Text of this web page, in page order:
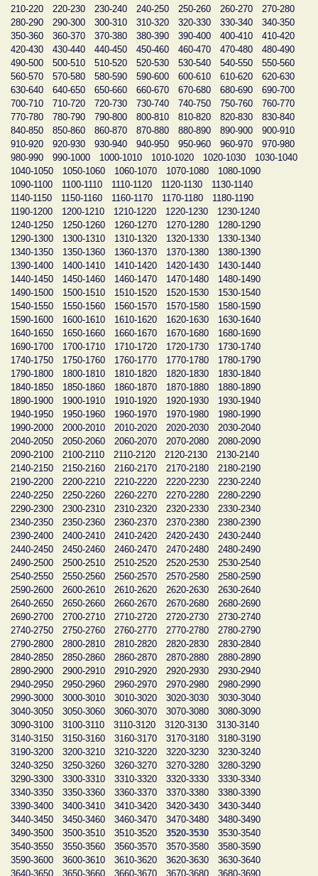
210-220
220-230 230-240 240-250 250-260 260-270
270-280
280-290
290-300 300-310 310-320 320-330 330-340
340-350
350-360
360-370 370-380 380-390 390-400 400-410
410-420
420-430
430-440 440-450 450-460 460-470 470-480
480-490
490-500
500-510 510-520 520-530 530-540 540-550
550-560
560-570
570-580 580-590 590-600 600-610 610-620
620-630
630-640
640-650 650-660 660-670 670-680 680-690
690-700
700-710
710-720 720-730 730-740 740-750 750-760
760-770
770-780
780-790 790-800 800-810 810-820 820-830
830-840
840-850
850-860 860-870 870-880 880-890 890-900
900-910
910-920
920-930 930-940 940-950 950-960 960-970
970-980
980-990
990-1000 1000-1010 1010-1020 1020-1030
1030-1040
1040-1050
1050-1060 1060-1070 1070-1080
1080-1090
1090-1100
1100-1110 1110-1120 1120-1130
1130-1140
1140-1150
1150-1160 1160-1170 1170-1180
1180-1190
1190-1200
1200-1210 1210-1220 1220-1230
1230-1240
1240-1250
1250-1260 1260-1270 1270-1280
1280-1290
1290-1300
1300-1310 1310-1320 1320-1330
1330-1340
1340-1350
1350-1360 1360-1370 1370-1380
1380-1390
1390-1400
1400-1410 1410-1420 1420-1430
1430-1440
1440-1450
1450-1460 1460-1470 1470-1480
1480-1490
1490-1500
1500-1510 1510-1520 1520-1530
1530-1540
1540-1550
1550-1560 1560-1570 1570-1580
1580-1590
1590-1600
1600-1610 1610-1620 1620-1630
1630-1640
1640-1650
1650-1660 1660-1670 1670-1680
1680-1690
1690-1700
1700-1710 1710-1720 1720-1730
1730-1740
1740-1750
1750-1760 1760-1770 1770-1780
1780-1790
1790-1800
1800-1810 1810-1820 1820-1830
1830-1840
1840-1850
1850-1860 1860-1870 1870-1880
1880-1890
1890-1900
1900-1910 1910-1920 1920-1930
1930-1940
1940-1950
1950-1960 1960-1970 1970-1980
1980-1990
1990-2000
2000-2010 2010-2020 2020-2030
2030-2040
2040-2050
2050-2060 2060-2070 2070-2080
2080-2090
2090-2100
2100-2110 2110-2120 2120-2130
2130-2140
2140-2150
2150-2160 2160-2170 2170-2180
2180-2190
2190-2200
2200-2210 2210-2220 2220-2230
2230-2240
2240-2250
2250-2260 2260-2270 2270-2280
2280-2290
2290-2300
2300-2310 2310-2320 2320-2330
2330-2340
2340-2350
2350-2360 2360-2370 2370-2380
2380-2390
2390-2400
2400-2410 2410-2420 2420-2430
2430-2440
2440-2450
2450-2460 2460-2470 2470-2480
2480-2490
2490-2500
2500-2510 2510-2520 2520-2530
2530-2540
2540-2550
2550-2560 2560-2570 2570-2580
2580-2590
2590-2600
2600-2610 2610-2620 2620-2630
2630-2640
2640-2650
2650-2660 2660-2670 2670-2680
2680-2690
2690-2700
2700-2710 2710-2720 2720-2730
2730-2740
2740-2750
2750-2760 2760-2770 2770-2780
2780-2790
2790-2800
2800-2810 2810-2820 2820-2830
2830-2840
2840-2850
2850-2860 2860-2870 2870-2880
2880-2890
2890-2900
2900-2910 2910-2920 2920-2930
2930-2940
2940-2950
2950-2960 2960-2970 2970-2980
2980-2990
2990-3000
3000-3010 3010-3020 3020-3030
3030-3040
3040-3050
3050-3060 3060-3070 3070-3080
3080-3090
3090-3100
3100-3110 3110-3120 3120-3130
3130-3140
3140-3150
3150-3160 3160-3170 3170-3180
3180-3190
3190-3200
3200-3210 3210-3220 3220-3230
3230-3240
3240-3250
3250-3260 3260-3270 3270-3280
3280-3290
3290-3300
3300-3310 3310-3320 3320-3330
3330-3340
3340-3350
3350-3360 3360-3370 3370-3380
3380-3390
3390-3400
3400-3410 3410-3420 3420-3430
3430-3440
3440-3450
3450-3460 3460-3470 3470-3480
3480-3490
3490-3500
3500-3510 3510-3520 3520-3530
3530-3540
3540-3550
3550-3560 3560-3570 3570-3580
3580-3590
3590-3600
3600-3610 3610-3620 3620-3630
3630-3640
3640-3650
3650-3660 3660-3670 3670-3680
3680-3690